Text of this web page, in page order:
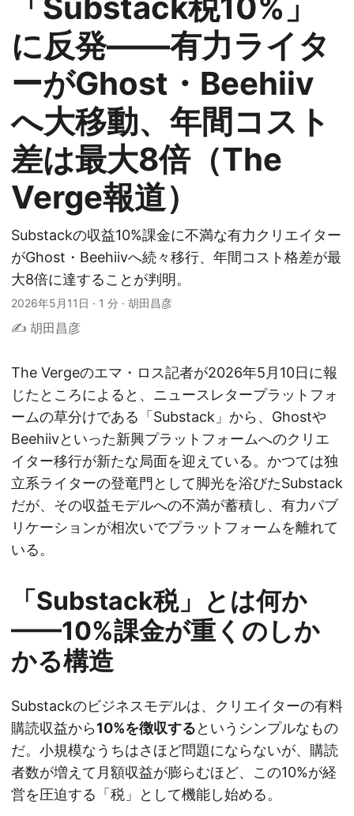
に反発——有力ライタ
ーがGhost・Beehiiv
へ大移動、年間コスト
差は最大8倍（The
Verge報道）
Substackの収益10%課金に不満な有力クリエイター
がGhost・Beehiivへ続々移行、年間コスト格差が最
大8倍に達することが判明。
2026年5月11日 · 1 分 · 胡田昌彦
✍️ 胡田昌彦
The Vergeのエマ・ロス記者が2026年5月10日に報
じたところによると、ニュースレタープラットフォ
ームの草分けである「Substack」から、Ghostや
Beehiivといった新興プラットフォームへのクリエ
イター移行が新たな局面を迎えている。かつては独
立系ライターの登竜門として脚光を浴びたSubstack
だが、その収益モデルへの不満が蓄積し、有力パブ
リケーションが相次いでプラットフォームを離れて
いる。
「Substack税」とは何か
——10%課金が重くのしか
かる構造
Substackのビジネスモデルは、クリエイターの有料
購読収益から10%を徴収するというシンプルなもの
だ。小規模なうちはさほど問題にならないが、購読
者数が増えて月額収益が膨らむほど、この10%が経
営を圧迫する「税」として機能し始める。